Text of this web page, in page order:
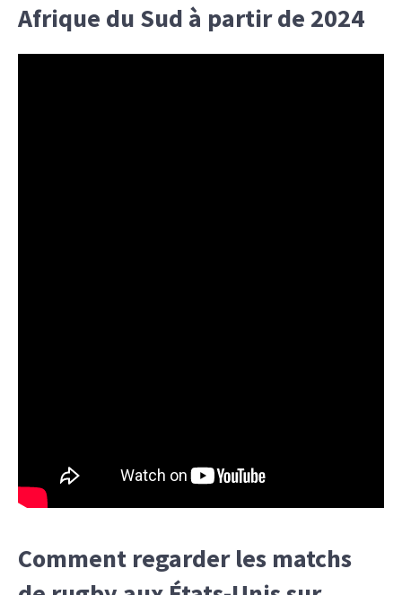
Afrique du Sud à partir de 2024
Comment regarder les matchs